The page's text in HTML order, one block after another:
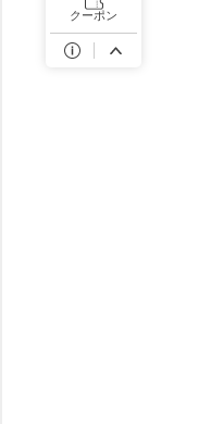
クーポン